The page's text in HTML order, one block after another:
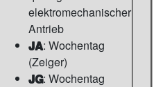
elektromechanischer
Antrieb
JA: Wochentag
(Zeiger)
JG: Wochentag